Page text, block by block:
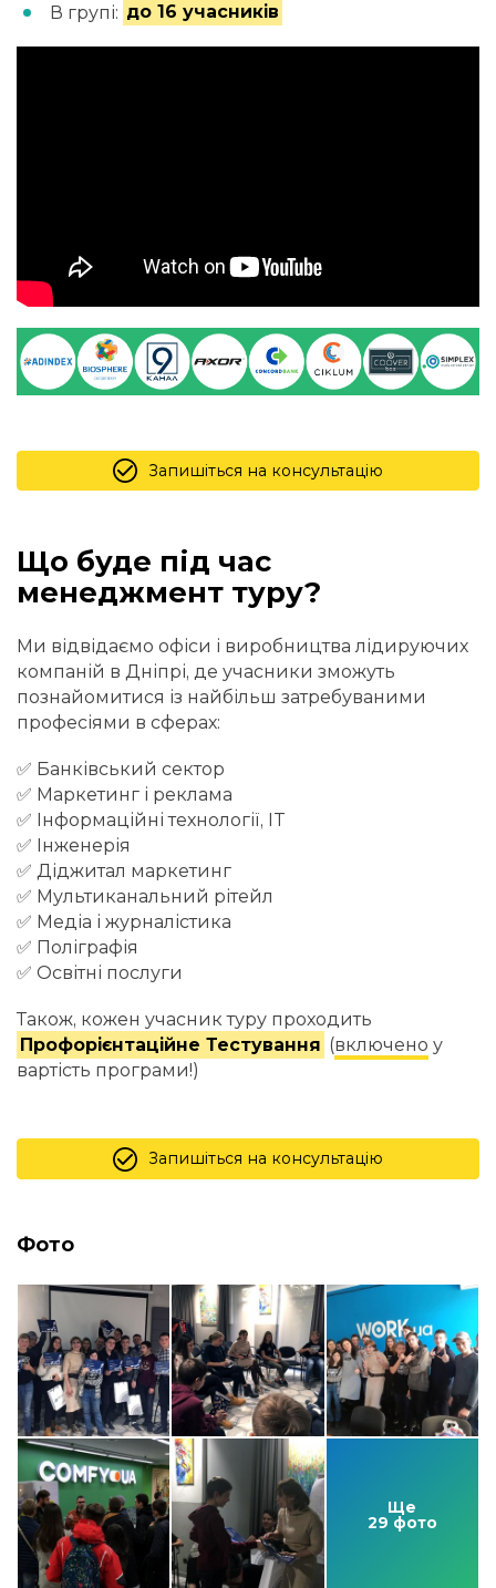
В групі: до 16 учасників
Запишіться на консультацію
Що буде під час
менеджмент туру?
Ми відвідаємо офіси і виробництва лідируючих
компаній в Дніпрі, де учасники зможуть
познайомитися із найбільш затребуваними
професіями в сферах:
✅ Банківський сектор
✅ Маркетинг і реклама
✅ Інформаційні технології, IT
✅ Інженерія
✅ Діджитал маркетинг
✅ Мультиканальний рітейл
✅ Медіа і журналістика
✅ Поліграфія
✅ Освітні послуги
Також, кожен учасник туру проходить
Профорієнтаційне Тестування (включено у
вартість програми!)
Запишіться на консультацію
Фото
Ще
29 фото